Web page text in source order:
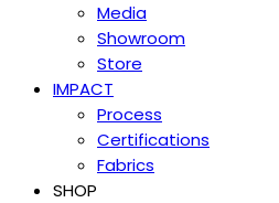
Media
Showroom
Store
IMPACT
Process
Certifications
Fabrics
SHOP